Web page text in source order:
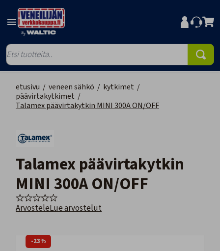
etusivu / veneen sähkö / kytkimet /
päävirtakytkimet /
Talamex päävirtakytkin MINI 300A ON/OFF
Talamex päävirtakytkin
MINI 300A ON/OFF
ArvosteleLue arvostelut
-23%